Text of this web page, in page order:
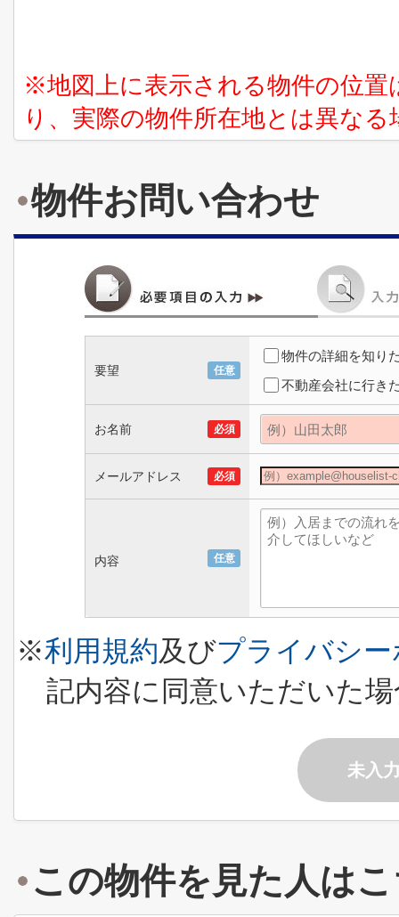
※地図上に表示される物件の位
り、実際の物件所在地とは異な
物件お問い合わせ
要望 任意
物件の詳細を知り
不動産会社に行き
お名前 必須
メールアドレス 必須
内容 任意
※利用規約及びプライバシ
記内容に同意いただいた
未入
この物件を見た人は